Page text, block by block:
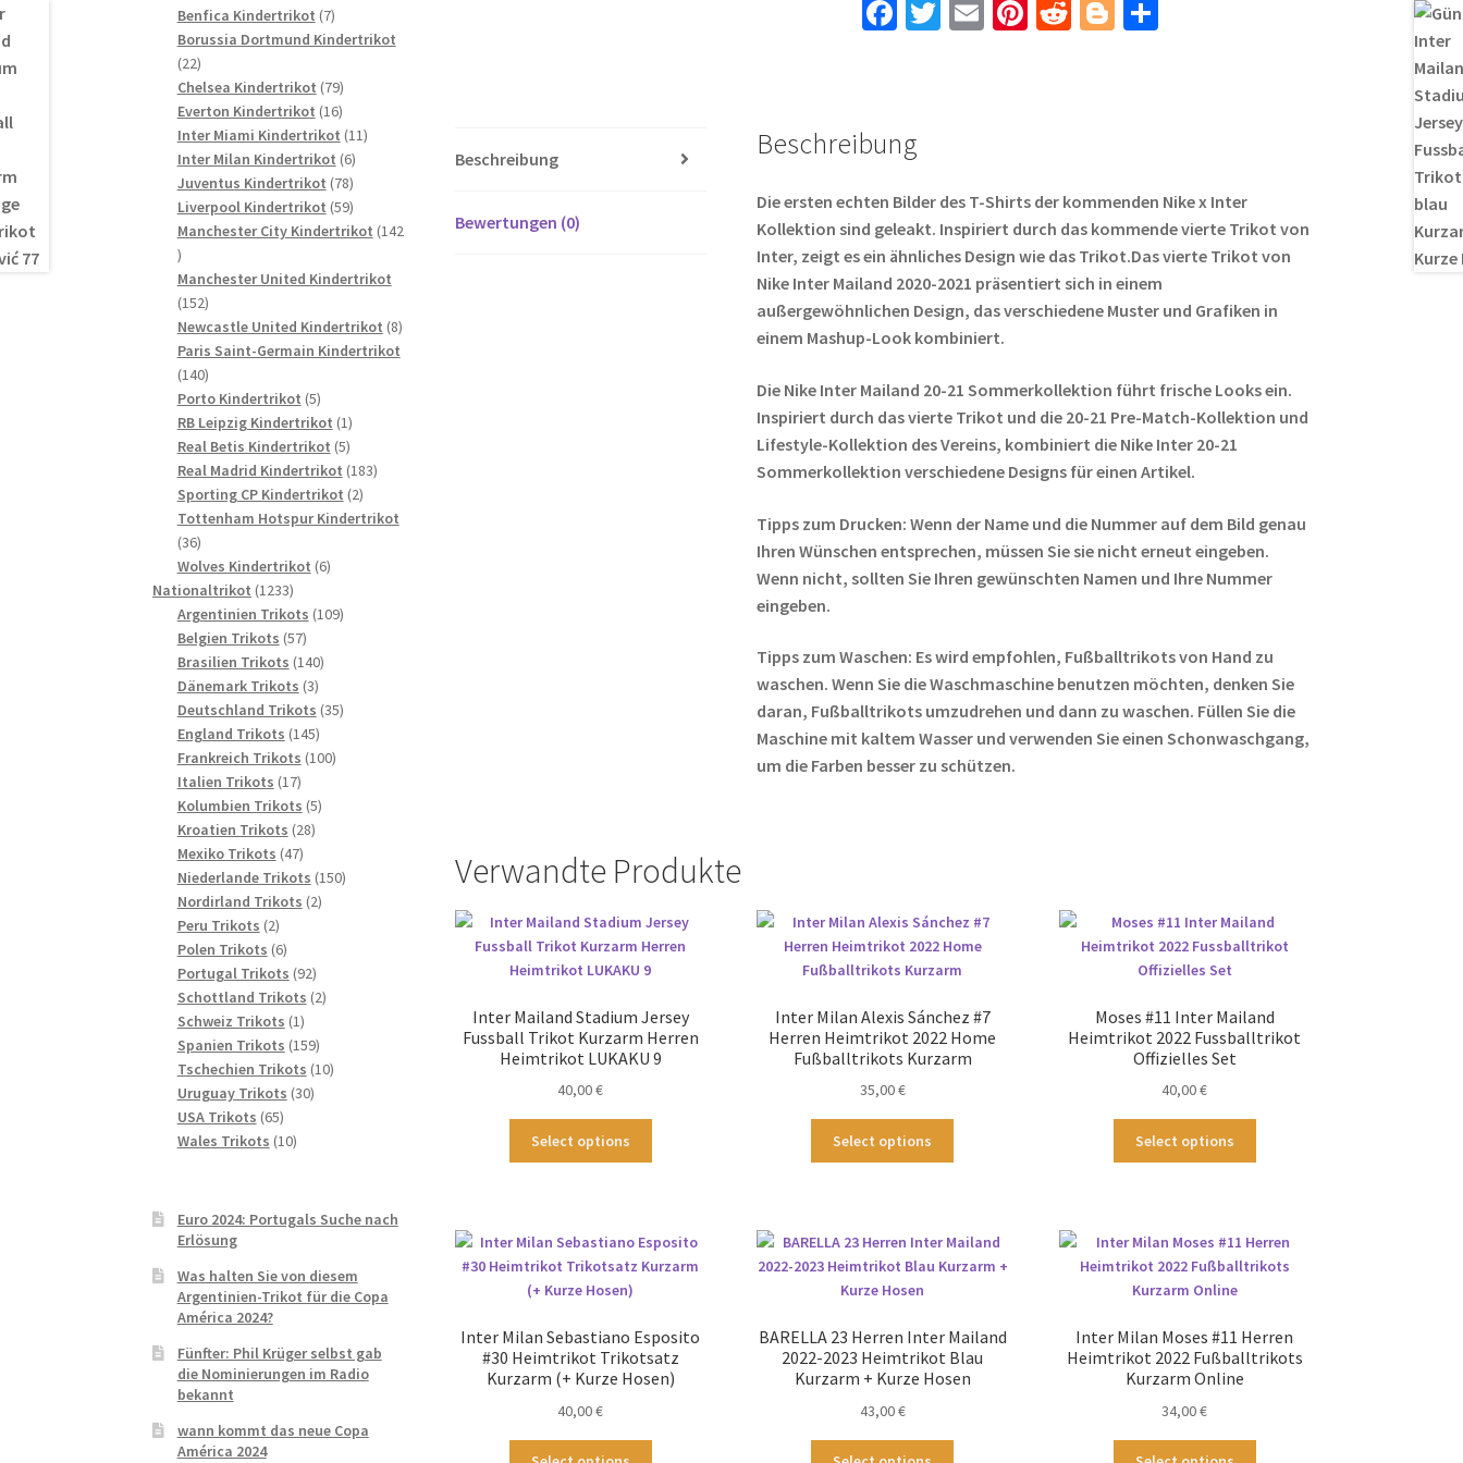
Candreva
Fa
o
k
T E Pi R Bl T
Beschreibung
Bewertungen (0)
Beschreibung
Die ersten echten Bilder des T-Shirts der kommenden Nike x Inter
Kollektion sind geleakt. Inspiriert durch das kommende vierte Trikot von
Inter, zeigt es ein ähnliches Design wie das Trikot.Das vierte Trikot von
Nike Inter Mailand 2020-2021 präsentiert sich in einem
außergewöhnlichen Design, das verschiedene Muster und Grafiken in
einem Mashup-Look kombiniert.
Die Nike Inter Mailand 20-21 Sommerkollektion führt frische Looks ein.
Inspiriert durch das vierte Trikot und die 20-21 Pre-Match-Kollektion und
Lifestyle-Kollektion des Vereins, kombiniert die Nike Inter 20-21
Sommerkollektion verschiedene Designs für einen Artikel.
Tipps zum Drucken: Wenn der Name und die Nummer auf dem Bild genau
Ihren Wünschen entsprechen, müssen Sie sie nicht erneut eingeben.
Wenn nicht, sollten Sie Ihren gewünschten Namen und Ihre Nummer
eingeben.
Tipps zum Waschen: Es wird empfohlen, Fußballtrikots von Hand zu
waschen. Wenn Sie die Waschmaschine benutzen möchten, denken Sie
daran, Fußballtrikots umzudrehen und dann zu waschen. Füllen Sie die
Maschine mit kaltem Wasser und verwenden Sie einen Schonwaschgang,
um die Farben besser zu schützen.
Verwandte Produkte
Inter Mailand Stadium Jersey
Fussball Trikot Kurzarm Herren
Heimtrikot LUKAKU 9
40,00€
Select options
auf.
Die
auf
der
Produktseite
werden
Inter Milan Alexis Sánchez #7
Herren Heimtrikot 2022 Home
Fußballtrikots Kurzarm
35,00€
Select options
auf.
Die
auf
der
werden
Moses #11 Inter Mailand
Heimtrikot 2022 Fussballtrikot
Offizielles Set
40,00€
Select options
auf.
Die
auf
der
werden
Inter Milan Sebastiano Esposito
#30 Heimtrikot Trikotsatz
Kurzarm (+ Kurze Hosen)
40,00€
BARELLA 23 Herren Inter Mailand
2022-2023 Heimtrikot Blau
Kurzarm + Kurze Hosen
43,00€
Inter Milan Moses #11 Herren
Heimtrikot 2022 Fußballtrikots
Kurzarm Online
34,00€
Benfica Kindertrikot 77
Produkte
Borussia Dortmund Kindertrikot
2222
Produkte
Chelsea Kindertrikot 7979
Produkte
Everton Kindertrikot 1616
Produkte
Inter Miami Kindertrikot 1111
Inter Milan Kindertrikot 66
Produkte
Juventus Kindertrikot 7878
Produkte
Liverpool Kindertrikot 5959
Produkte
Manchester City Kindertrikot 142
142
Produkte
Manchester United Kindertrikot
152152
Produkte
Newcastle United Kindertrikot 88
Produkte
Paris Saint-Germain Kindertrikot
140140
Produkte
Porto Kindertrikot 55
Produkte
RB Leipzig Kindertrikot 11
Produkt
Real Betis Kindertrikot 55
Produkte
Real Madrid Kindertrikot 183183
Sporting CP Kindertrikot 22
Produkte
Tottenham Hotspur Kindertrikot
3636
Produkte
Wolves Kindertrikot 66
Nationaltrikot 12331233
Produkte
Argentinien Trikots 109109
Belgien Trikots 5757
Produkte
Brasilien Trikots 140140
Dänemark Trikots 33
Produkte
Deutschland Trikots 3535
England Trikots 145145
Produkte
Frankreich Trikots 100100
Italien Trikots 1717
Produkte
Kolumbien Trikots 55
Kroatien Trikots 2828
Mexiko Trikots 4747
Produkte
Niederlande Trikots 150150
Nordirland Trikots 22
Peru Trikots 22
Produkte
Polen Trikots 66
Produkte
Portugal Trikots 9292
Produkte
Schottland Trikots 22
Schweiz Trikots 11
Produkt
Spanien Trikots 159159
Produkte
Tschechien Trikots 1010
Uruguay Trikots 3030
USA Trikots 6565
Produkte
Wales Trikots 1010
Euro 2024: Portugals Suche nach
Erlösung
Was halten Sie von diesem
Argentinien-Trikot für die Copa
América 2024?
Fünfter: Phil Krüger selbst gab
die Nominierungen im Radio
bekannt
wann kommt das neue Copa
América 2024